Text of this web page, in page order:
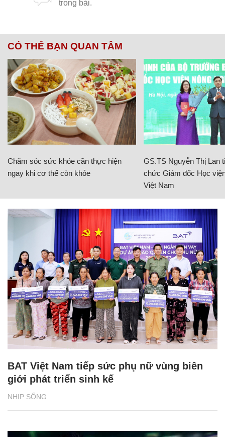
CÓ THỂ BẠN QUAN TÂM
Chăm sóc sức khỏe cần thực hiện
ngay khi cơ thể còn khỏe
GS.TS Nguyễn Thị Lan
chức Giám đốc Học
Việt Nam
NHỊP SỐNG
BAT Việt Nam tiếp sức phụ nữ vùng biên
giới phát triển sinh kế